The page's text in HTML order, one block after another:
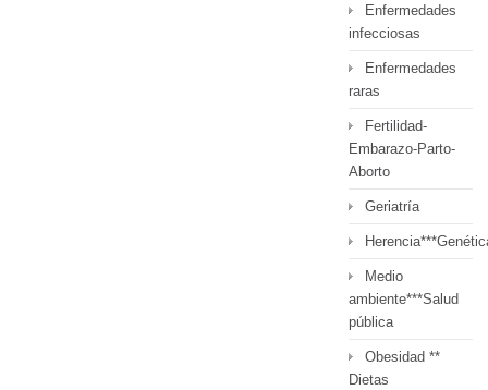
Enfermedades
infecciosas
Enfermedades
raras
Fertilidad-
Embarazo-Parto-
Aborto
Geriatría
Medio
ambiente***Salud
pública
Obesidad **
Dietas